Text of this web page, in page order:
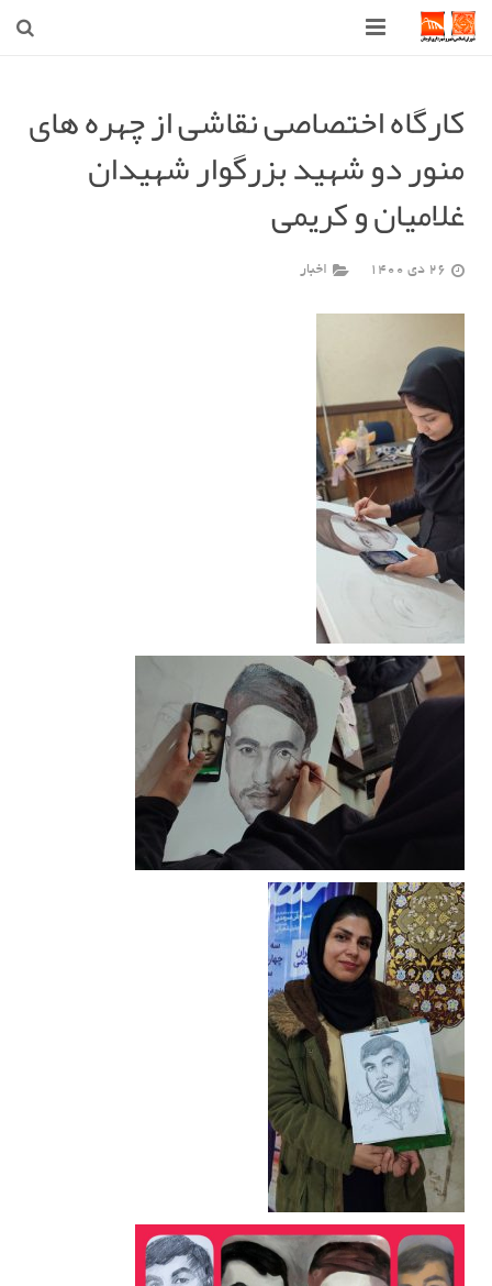
شهرداری
شورای اسلامی شهر قوچان
اخبار روز
قوچان
کارگاه اختصاصی نقاشی از چهره های
منور دو شهید بزرگوار شهیدان
غلامیان و کریمی
26 دی 1400 اخبار